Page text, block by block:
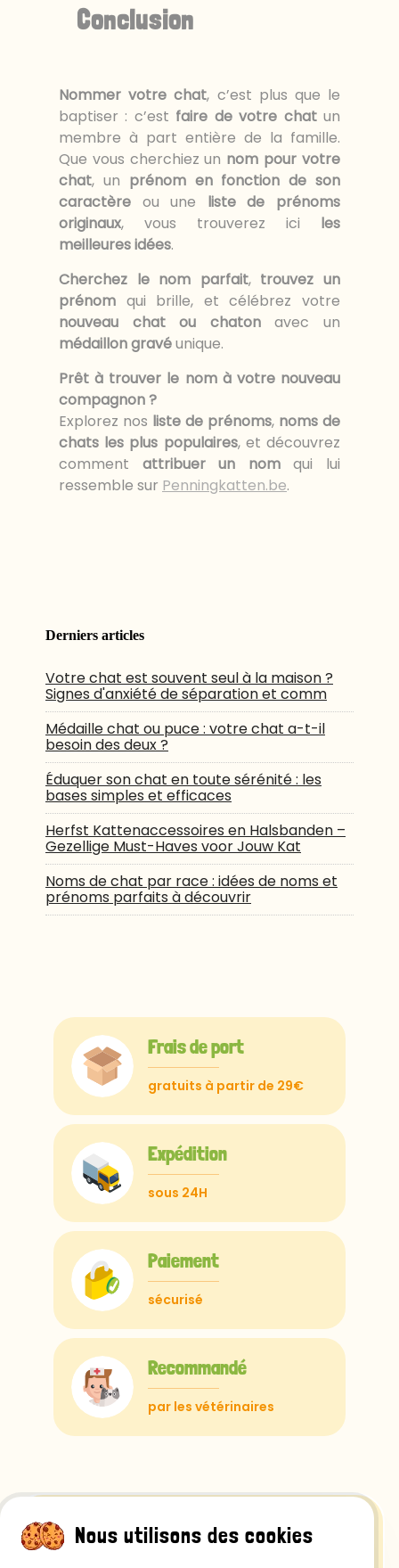
Derniers articles
Votre chat est souvent seul à la maison ?
Signes d'anxiété de séparation et comm
Médaille chat ou puce : votre chat a-t-il
besoin des deux ?
Éduquer son chat en toute sérénité : les
bases simples et efficaces
Herfst Kattenaccessoires en Halsbanden –
Gezellige Must-Haves voor Jouw Kat
Noms de chat par race : idées de noms et
prénoms parfaits à découvrir
Conclusion
Nommer votre chat, c’est plus que le
baptiser : c’est faire de votre chatun
membre à part entière de la famille.
Que vous cherchiez un nom pour votre
chat, un prénom en fonction de son
caractère ou une liste de prénoms
originaux, vous trouverez ici les
meilleures idées.
Cherchez le nom parfait, trouvez un
prénom qui brille, et célébrez votre
nouveau chat ou chatonavec un
médaillon gravéunique.
Prêt à trouver le nom à votre nouveau
compagnon ?
Explorez nos liste de prénoms, noms de
chats les plus populaires, et découvrez
comment attribuer un nomqui lui
ressemble sur Penningkatten.be.
Frais de port
gratuits à partir de 29€
Expédition
sous 24H
Paiement
sécurisé
Recommandé
par les vétérinaires
Nous utilisons des cookies